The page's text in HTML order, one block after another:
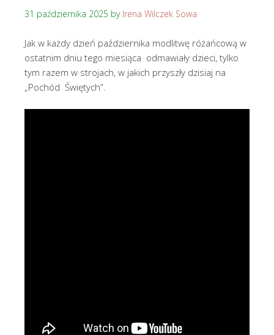
31 października 2025 by Irena Wilczek Sowa
Jak w każdy dzień października modlitwę różańcową w
ostatnim dniu tego miesiąca odmawiały dzieci, tylko
tym razem w strojach, w jakich przyszły dzisiaj na
„Pochód Świętych”.